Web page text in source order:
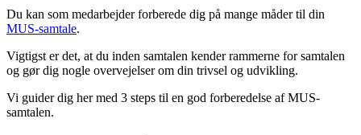
Du kan som medarbejder forberede dig på mange måder til din
MUS-samtale.
Vigtigst er det, at du inden samtalen kender rammerne for samtalen
og gør dig nogle overvejelser om din trivsel og udvikling.
Vi guider dig her med 3 steps til en god forberedelse af MUS-
samtalen.